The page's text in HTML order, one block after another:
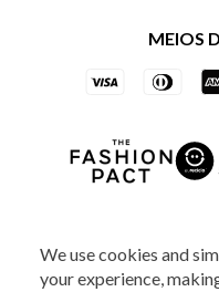
We use cookies and
your experience,
Trocas e Devoluções
Vai de Visa
Azul Fidelidade
MEIOS